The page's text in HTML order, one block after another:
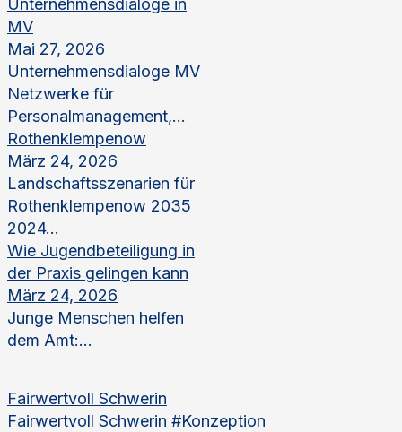
Unternehmensdialoge in
MV
Mai 27, 2026
Unternehmensdialoge MV
Netzwerke für
Personalmanagement,...
Rothenklempenow
März 24, 2026
Landschaftsszenarien für
Rothenklempenow 2035
2024...
Wie Jugendbeteiligung in
der Praxis gelingen kann
März 24, 2026
Junge Menschen helfen
dem Amt:...
Fairwertvoll Schwerin
Fairwertvoll Schwerin #Konzeption